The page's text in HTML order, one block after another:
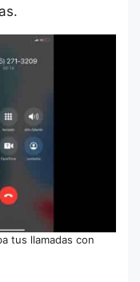
tus llamadas con